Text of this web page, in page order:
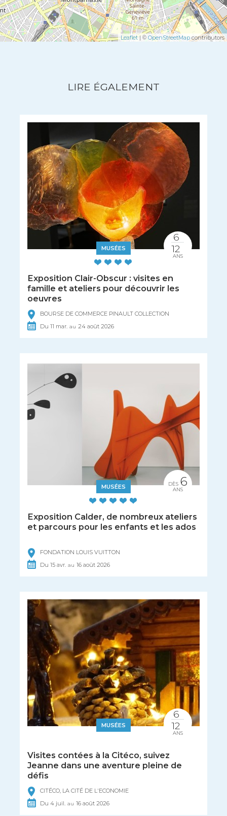
Leaflet| © OpenStreetMap contributors
LIRE ÉGALEMENT
MUSÉES
Exposition Clair-Obscur : visites en
famille et ateliers pour découvrir les
oeuvres
BOURSE DE COMMERCE PINAULT COLLECTION
Du11 mar. au 24août 2026
6
12
ANS
MUSÉES
Exposition Calder, de nombreux ateliers
et parcours pour les enfants et les ados
FONDATION LOUIS VUITTON
Du15avr. au 16août 2026
DÈS 6
ANS
MUSÉES
Visites contées à la Citéco, suivez
Jeanne dans une aventure pleine de
défis
CITÉCO, LA CITÉ DE L'ECONOMIE
Du4 juil. au 16août 2026
6
12
ANS